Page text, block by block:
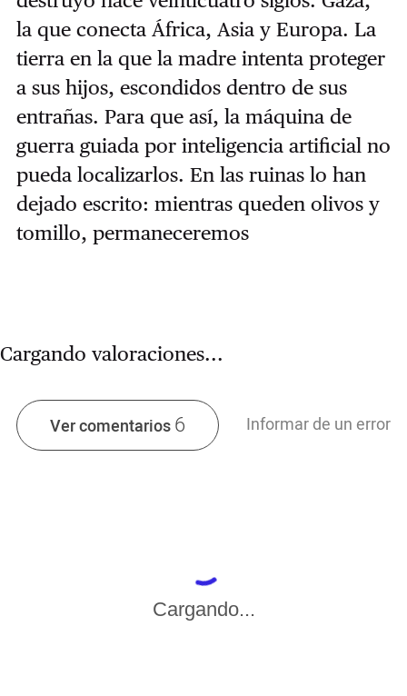
la que conecta África, Asia y Europa. La
tierra en la que la madre intenta proteger
a sus hijos, escondidos dentro de sus
entrañas. Para que así, la máquina de
guerra guiada por inteligencia artificial no
pueda localizarlos. En las ruinas lo han
dejado escrito: mientras queden olivos y
tomillo, permaneceremos
Cargando valoraciones...
Ver comentarios6 Informar de un error
Cargando...